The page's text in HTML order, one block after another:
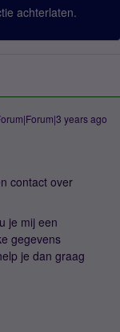
achterlaten.
years ago
contact over
je mij een
gegevens
je dan graag